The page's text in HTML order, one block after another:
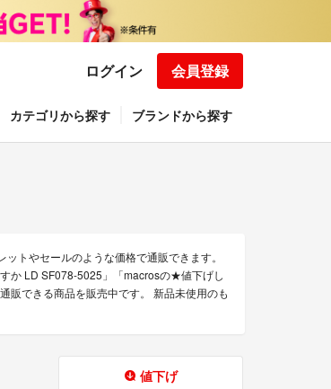
ログイン 会員登録
カテゴリから探す ブランドから探す
トやセールのような価格で通販できます。
か LD SF078-5025」「macrosの★値下げし
販できる商品を販売中です。 新品未使用のも
値下げ